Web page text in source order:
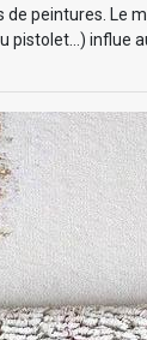
peintures. Le
pistolet…) influe